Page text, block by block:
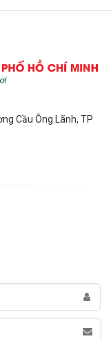
Cầu Ông Lãnh, TP